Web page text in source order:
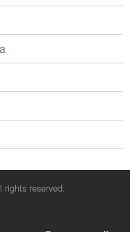
reserved.